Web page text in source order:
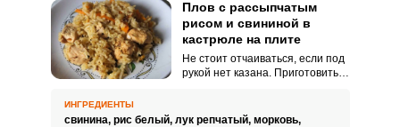
следуйте количеству указанных
в рецепте ингредиентов.
Плов с рассыпчатым
рисом и свининой в
кастрюле на плите
Не стоит отчаиваться, если под
рукой нет казана. Приготовить
толстым дном.
ИНГРЕДИЕНТЫ
свинина, рис белый, лук репчатый, морковь,